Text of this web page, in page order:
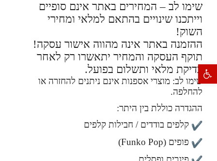
פתח סרגל נגישות
שימו לב – המחירים באתר אינם סופיים
וייתכנו שינויים בהתאם למלאי ומחירי
השוק!
ההזמנה באתר אינה מהווה אישור עסקה!
תוקף העסקה והמחיר יתאשרו רק לאחר
בדיקת מלאי ותשלום בפועל.
שימו לב: מוצרי אספנות אינם ניתנים להחזרה או
להחלפה.
ההגדרה כוללת בין היתר:
קלפים בודדים / חבילות קלפים
פופים (Funko Pop)